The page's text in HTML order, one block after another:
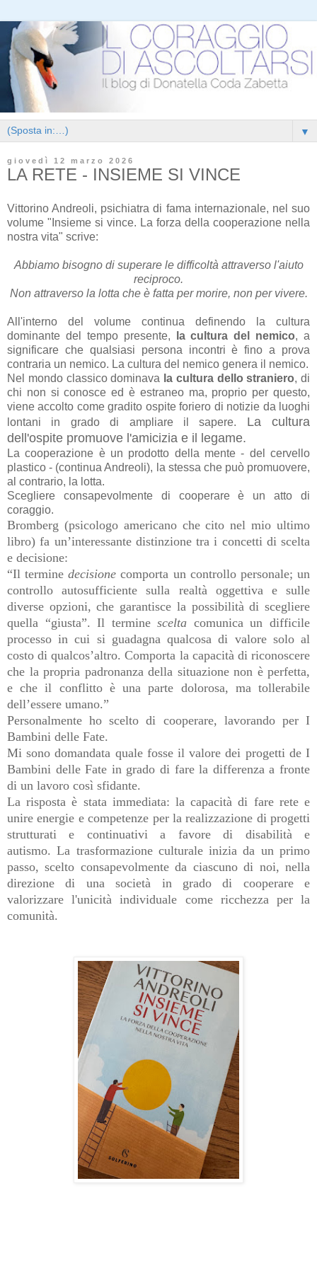
▼
giovedì 12 marzo 2026
LA RETE - INSIEME SI VINCE
Vittorino Andreoli, psichiatra di fama internazionale, nel suo
volume "Insieme si vince. La forza della cooperazione nella
nostra vita" scrive:
Abbiamo bisogno di superare le difficoltà attraverso l'aiuto
reciproco.
Non attraverso la lotta che è fatta per morire, non per vivere.
All'interno del volume continua definendo la cultura
dominante del tempo presente,
la cultura del nemico, a
significare che qualsiasi persona incontri è fino a prova
contraria un nemico. La cultura del nemico genera il nemico.
Nel mondo classico dominava la cultura dello straniero, di
chi non si conosce ed è estraneo ma, proprio per questo,
viene accolto come gradito ospite foriero di notizie da luoghi
lontani in grado di ampliare il sapere. La cultura
dell'ospite promuove l'amicizia e il legame.
La cooperazione è un prodotto della mente - del cervello
plastico - (continua Andreoli), la stessa che può promuovere,
al contrario, la lotta.
Scegliere consapevolmente di cooperare è un atto di
coraggio.
Bromberg (psicologo americano che cito nel mio ultimo
libro) fa un’interessante distinzione tra i concetti di scelta
e decisione:
“Il termine decisione comporta un controllo personale; un
controllo autosufficiente sulla realtà oggettiva e sulle
diverse opzioni, che garantisce la possibilità di scegliere
quella “giusta”. Il termine scelta comunica un difficile
processo in cui si guadagna qualcosa di valore solo al
costo di qualcos’altro. Comporta la capacità di riconoscere
che la propria padronanza della situazione non è perfetta,
e che il conflitto è una parte dolorosa, ma tollerabile
dell’essere umano.”
Personalmente ho scelto di cooperare, lavorando per I
Bambini delle Fate.
Mi sono domandata quale fosse il valore dei progetti de I
Bambini delle Fate in grado di fare la differenza a fronte
di un lavoro così sfidante.
La risposta è stata immediata: la capacità di fare rete e
unire energie e competenze per la realizzazione di progetti
strutturati e continuativi a favore di disabilità e
autismo.La trasformazione culturale inizia da un primo
passo, scelto consapevolmente da ciascuno di noi, nella
direzione di una società in grado di cooperare e
valorizzare l'unicità individuale come ricchezza per la
comunità.